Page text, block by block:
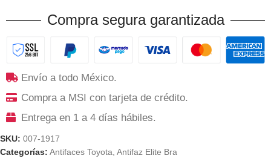
Compra segura garantizada
Envío a todo México.
Compra a MSI con tarjeta de crédito.
Entrega en 1 a 4 días hábiles.
SKU: 007-1917
Categorías: Antifaces Toyota Antifaz Elite Bra